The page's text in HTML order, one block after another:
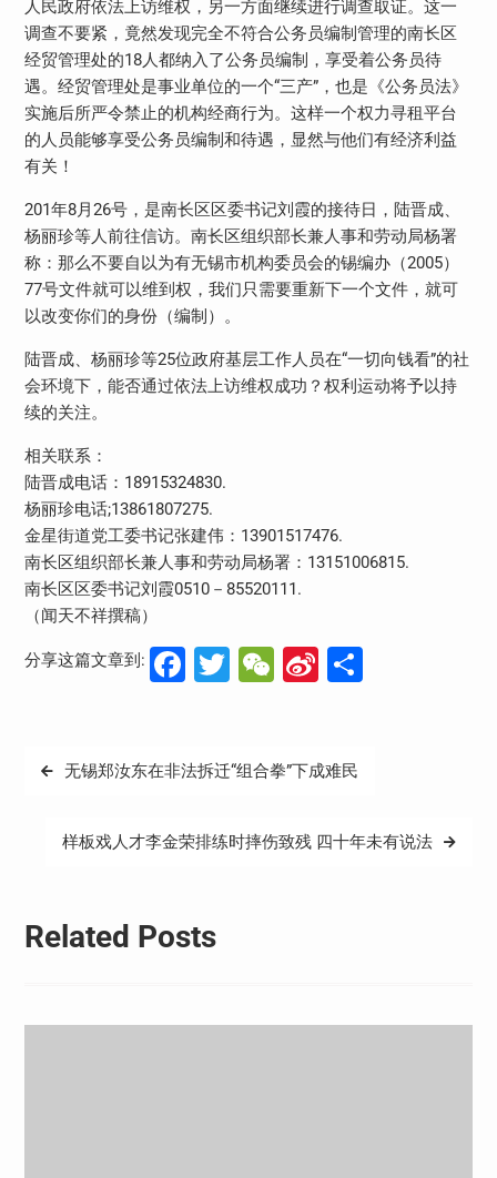
人民政府依法上访维权，另一方面继续进行调查取证。这一
调查不要紧，竟然发现完全不符合公务员编制管理的南长区
经贸管理处的18人都纳入了公务员编制，享受着公务员待
遇。经贸管理处是事业单位的一个“三产”，也是《公务员法》
实施后所严令禁止的机构经商行为。这样一个权力寻租平台
的人员能够享受公务员编制和待遇，显然与他们有经济利益
有关！
201年8月26号，是南长区区委书记刘霞的接待日，陆晋成、
杨丽珍等人前往信访。南长区组织部长兼人事和劳动局杨署
称：那么不要自以为有无锡市机构委员会的锡编办（2005）
77号文件就可以维到权，我们只需要重新下一个文件，就可
以改变你们的身份（编制）。
陆晋成、杨丽珍等25位政府基层工作人员在“一切向钱看”的社
会环境下，能否通过依法上访维权成功？权利运动将予以持
续的关注。
相关联系：
陆晋成电话：18915324830.
杨丽珍电话;13861807275.
金星街道党工委书记张建伟：13901517476.
南长区组织部长兼人事和劳动局杨署：13151006815.
南长区区委书记刘霞0510－85520111.
（闻天不祥撰稿）
分享这篇文章到: Facebook
Twitter
WeChat
Sina分
文
无锡郑汝东在非法拆迁“组合拳”下成难民
样板戏人才李金荣排练时摔伤致残 四十年未有说法
Related Posts